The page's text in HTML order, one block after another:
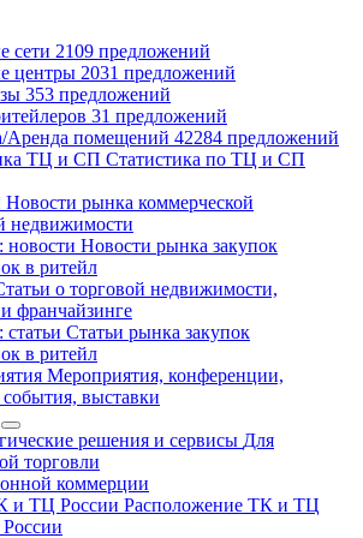
сети 2109 предложений
центры 2031 предложений
353 предложений
31 предложений
Аренда помещений 42284 предложений
ТЦ и СП Статистика по ТЦ и СП
Новости рынка коммерческой
недвижимости
новости Новости рынка закупок
в ритейл
о торговой недвижимости,
франчайзинге
статьи Статьи рынка закупок
в ритейл
Мероприятия, конференции,
выставки
решения и сервисы Для
торговли
коммерции
и ТЦ России Расположение ТК и ТЦ
России